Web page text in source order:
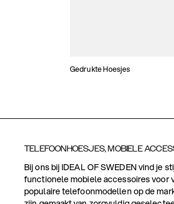
Gedrukte Hoesjes
TELEFOONHOESJES, MOBIELE
Bij ons bij IDEAL OF SWEDEN vind je
functionele mobiele accessoires voor
populaire telefoonmodellen op de